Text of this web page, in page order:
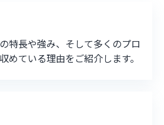
特長や強み、そして多くのプロ
めている理由をご紹介します。